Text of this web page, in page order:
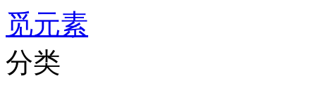
觅元素
分类